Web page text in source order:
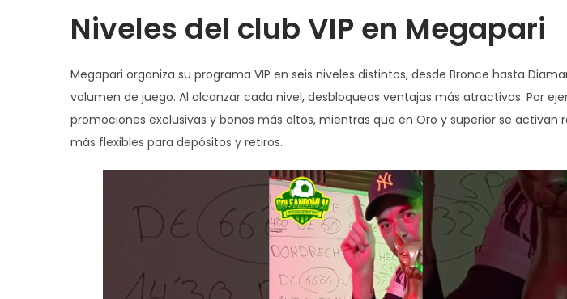
6
Niveles del club VIP en Megapari
Megapari organiza su programa VIP en seis niveles distintos, desde Bronce hasta
volumen de juego. Al alcanzar cada nivel, desbloqueas ventajas más atractivas. Por
promociones exclusivas y bonos más altos, mientras que en Oro y superior se activan
más flexibles para depósitos y retiros.